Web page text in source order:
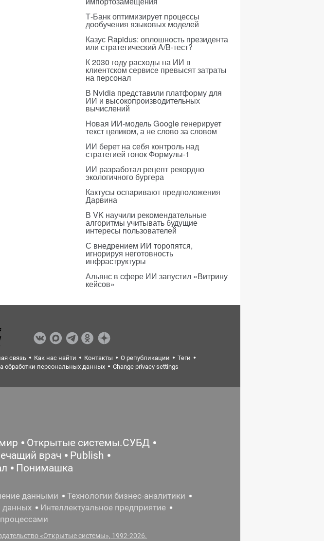
Т-Банк оптимизирует процессы
дообучения языковых моделей
Казус Rapidus: оплошность президента
или стратегический A/B-тест?
К 2030 году расходы на ИИ в
клиентском сервисе превысят затраты
на персонал
В Nvidia представили платформу для
ИИ и высокопроизводительных
вычислений
Новая ИИ-модель Google генерирует
текст целиком, а не слово за словом
ИИ берет на себя контроль над
стратегией гонок Формулы-1
ИИ разработал рецепт рекордно
экологичного бургера
Кактусы оспаривают предположения
Дарвина
В VK научили рекомендательные
алгоритмы учитывать будущие
интересы пользователей
С внедрением ИИ торопятся,
игнорируя неготовность
инфраструктуры
Альянс в сфере ИИ запустил «Витрину
кейсов»
связь Как нас найти Контакты О републикации
Теги
обработки персональных данных Change privacy settings
Открытые системы.СУБД
врач
Publish
Понимашка
данными
Технологии бизнес-аналитики
данных
Интеллектуальное предприятие
«Открытые системы», 1992-2026.